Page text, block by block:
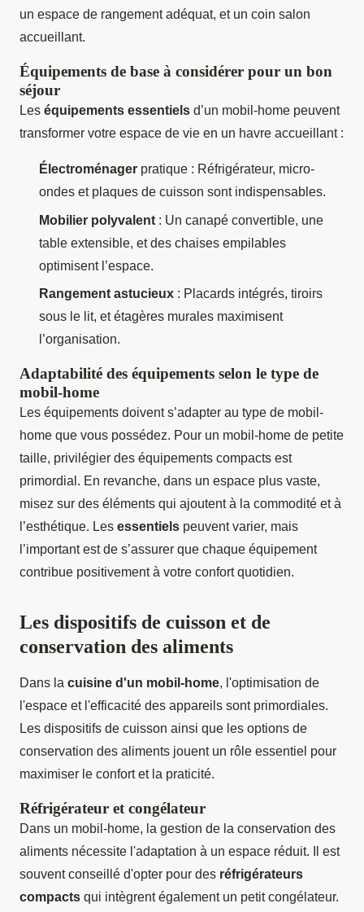
un espace de rangement adéquat, et un coin salon
accueillant.
Équipements de base à considérer pour un bon
séjour
Les équipements essentiels d’un mobil-home peuvent
transformer votre espace de vie en un havre accueillant :
Électroménager pratique : Réfrigérateur, micro-
ondes et plaques de cuisson sont indispensables.
Mobilier polyvalent : Un canapé convertible, une
table extensible, et des chaises empilables
optimisent l’espace.
Rangement astucieux : Placards intégrés, tiroirs
sous le lit, et étagères murales maximisent
l’organisation.
Adaptabilité des équipements selon le type de
mobil-home
Les équipements doivent s’adapter au type de mobil-
home que vous possédez. Pour un mobil-home de petite
taille, privilégier des équipements compacts est
primordial. En revanche, dans un espace plus vaste,
misez sur des éléments qui ajoutent à la commodité et à
l’esthétique. Les essentiels peuvent varier, mais
l’important est de s’assurer que chaque équipement
contribue positivement à votre confort quotidien.
Les dispositifs de cuisson et de
conservation des aliments
Dans la cuisine d'un mobil-home, l'optimisation de
l'espace et l'efficacité des appareils sont primordiales.
Les dispositifs de cuisson ainsi que les options de
conservation des aliments jouent un rôle essentiel pour
maximiser le confort et la praticité.
Réfrigérateur et congélateur
Dans un mobil-home, la gestion de la conservation des
aliments nécessite l'adaptation à un espace réduit. Il est
souvent conseillé d'opter pour des réfrigérateurs
compacts qui intègrent également un petit congélateur.